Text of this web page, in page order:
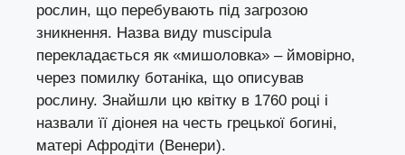
рослин, що перебувають під загрозою
зникнення. Назва виду muscipula
перекладається як «мишоловка» – ймовірно,
через помилку ботаніка, що описував
рослину. Знайшли цю квітку в 1760 році і
назвали її діонея на честь грецької богині,
матері Афродіти (Венери).